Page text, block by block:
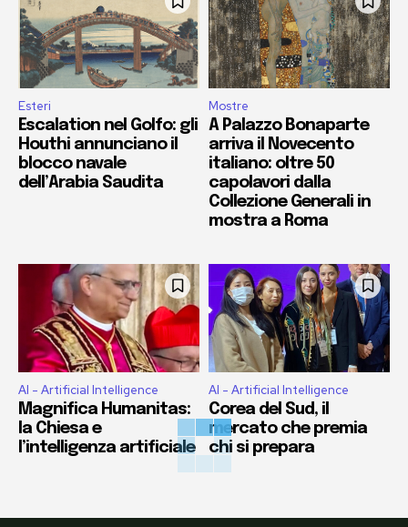
Esteri
Escalation nel Golfo: gli
Houthi annunciano il
blocco navale
dell’Arabia Saudita
Mostre
A Palazzo Bonaparte
arriva il Novecento
italiano: oltre 50
capolavori dalla
Collezione Generali in
mostra a Roma
AI - Artificial Intelligence
Magnifica Humanitas:
la Chiesa e
l’intelligenza artificiale
AI - Artificial Intelligence
Corea del Sud, il
mercato che premia
chi si prepara